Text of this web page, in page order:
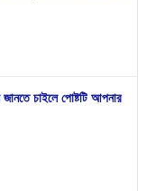
চাইলে পোষ্টটি আপনার